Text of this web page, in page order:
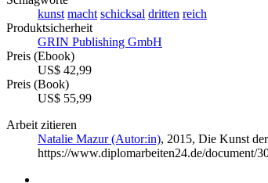
kunst macht schicksal dritten reich
Produktsicherheit
GRIN Publishing GmbH
Preis (Ebook)
US$ 42,99
Preis (Book)
US$ 55,99
Arbeit zitieren
Natalie Mazur (Autor:in), 2015, Die Kunst
https://www.diplomarbeiten24.de/document/